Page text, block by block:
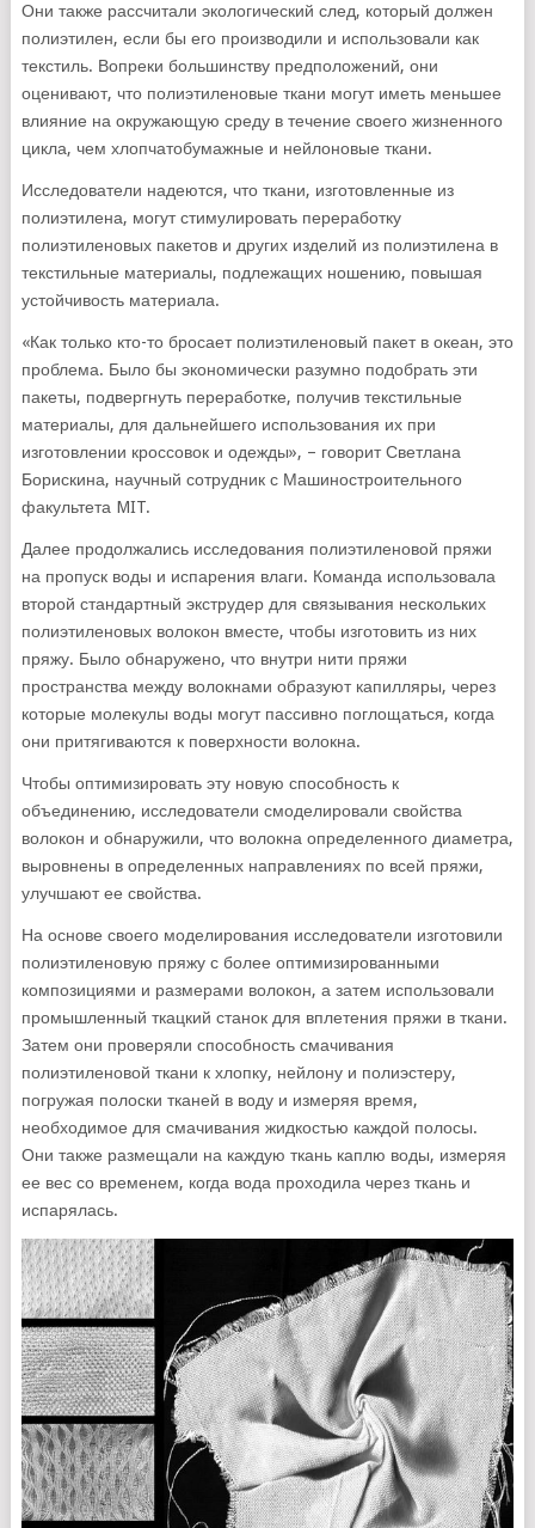
Они также рассчитали экологический след, который должен
полиэтилен, если бы его производили и использовали как
текстиль. Вопреки большинству предположений, они
оценивают, что полиэтиленовые ткани могут иметь меньшее
влияние на окружающую среду в течение своего жизненного
цикла, чем хлопчатобумажные и нейлоновые ткани.
Исследователи надеются, что ткани, изготовленные из
полиэтилена, могут стимулировать переработку
полиэтиленовых пакетов и других изделий из полиэтилена в
текстильные материалы, подлежащих ношению, повышая
устойчивость материала.
«Как только кто-то бросает полиэтиленовый пакет в океан, это
проблема. Было бы экономически разумно подобрать эти
пакеты, подвергнуть переработке, получив текстильные
материалы, для дальнейшего использования их при
изготовлении кроссовок и одежды», – говорит Светлана
Борискина, научный сотрудник с Машиностроительного
факультета MIT.
Далее продолжались исследования полиэтиленовой пряжи
на пропуск воды и испарения влаги. Команда использовала
второй стандартный экструдер для связывания нескольких
полиэтиленовых волокон вместе, чтобы изготовить из них
пряжу. Было обнаружено, что внутри нити пряжи
пространства между волокнами образуют капилляры, через
которые молекулы воды могут пассивно поглощаться, когда
они притягиваются к поверхности волокна.
Чтобы оптимизировать эту новую способность к
объединению, исследователи смоделировали свойства
волокон и обнаружили, что волокна определенного диаметра,
выровнены в определенных направлениях по всей пряжи,
улучшают ее свойства.
На основе своего моделирования исследователи изготовили
полиэтиленовую пряжу с более оптимизированными
композициями и размерами волокон, а затем использовали
промышленный ткацкий станок для вплетения пряжи в ткани.
Затем они проверяли способность смачивания
полиэтиленовой ткани к хлопку, нейлону и полиэстеру,
погружая полоски тканей в воду и измеряя время,
необходимое для смачивания жидкостью каждой полосы.
Они также размещали на каждую ткань каплю воды, измеряя
ее вес со временем, когда вода проходила через ткань и
испарялась.